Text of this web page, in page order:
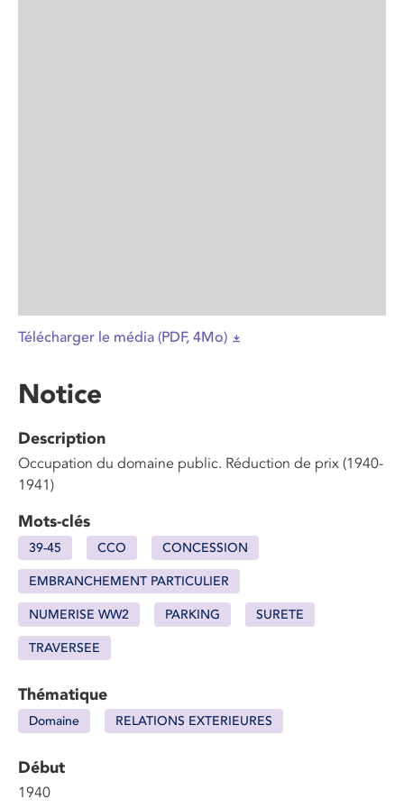
Télécharger le média (PDF, 4Mo)
Notice
Description
Occupation du domaine public. Réduction de prix (1940-
1941)
Mots-clés
39-45 CCO CONCESSION
EMBRANCHEMENT PARTICULIER
NUMERISE WW2 PARKING SURETE
TRAVERSEE
Thématique
Domaine RELATIONS EXTERIEURES
Début
1940